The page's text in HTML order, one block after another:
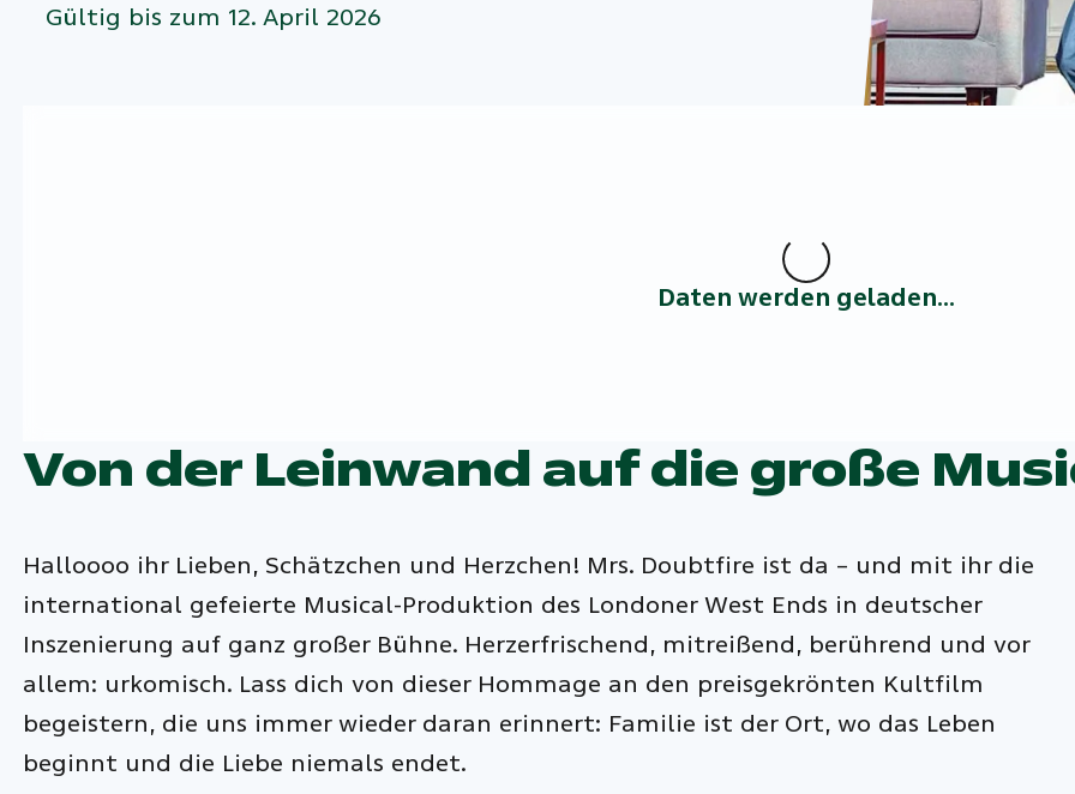
Gültig bis zum 12. April 2026
Daten werden geladen...
Von der Leinwand auf die große
Halloooo ihr Lieben, Schätzchen und Herzchen! Mrs. Doubtfire ist da – und mit ihr die
international gefeierte Musical-Produktion des Londoner West Ends in deutscher
Inszenierung auf ganz großer Bühne. Herzerfrischend, mitreißend, berührend und vor
allem: urkomisch. Lass dich von dieser Hommage an den preisgekrönten Kultfilm
begeistern, die uns immer wieder daran erinnert: Familie ist der Ort, wo das Leben
beginnt und die Liebe niemals endet.